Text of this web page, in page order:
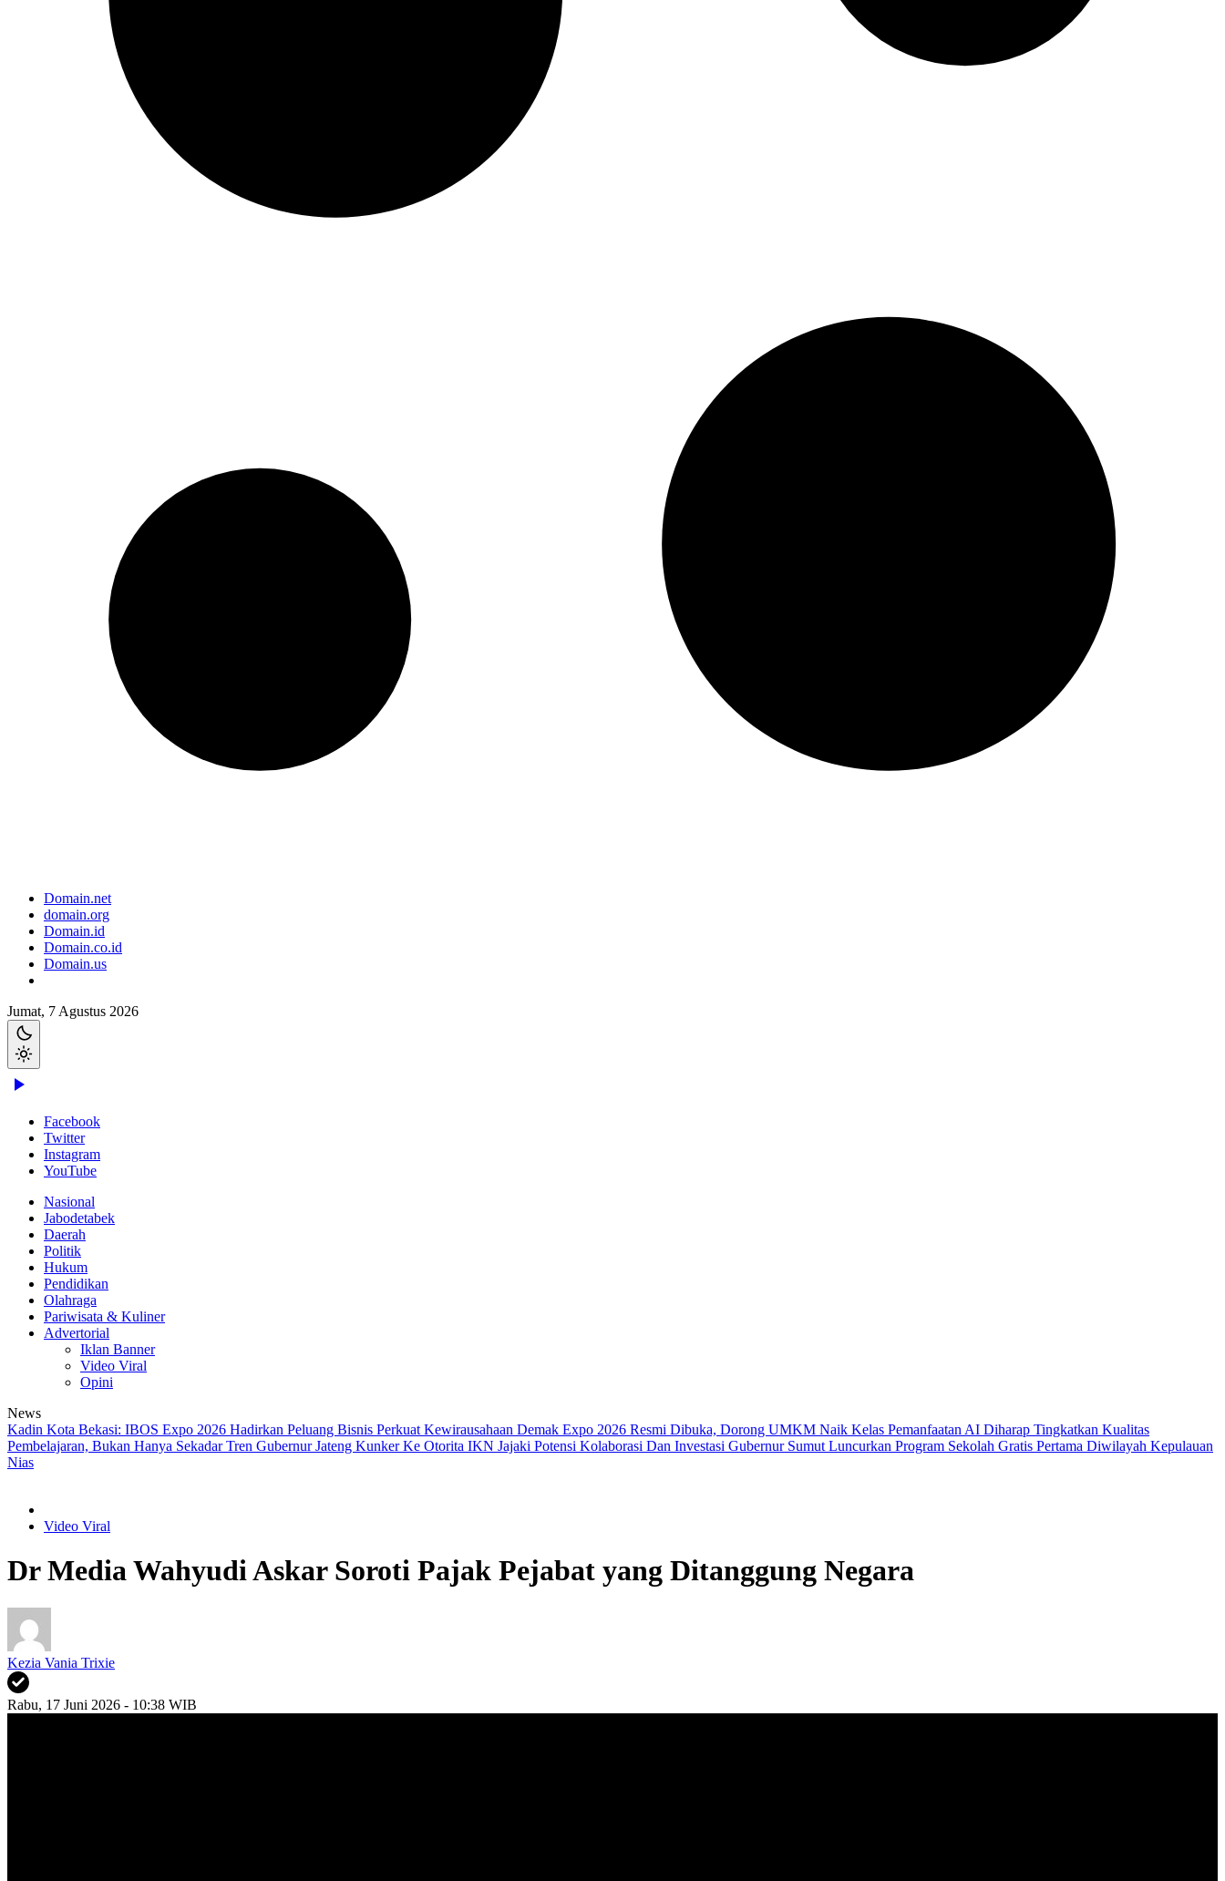
Domain.net
domain.org
Domain.id
Domain.co.id
Domain.us
Jumat, 7 Agustus 2026
Facebook
Twitter
Instagram
YouTube
Nasional
Jabodetabek
Daerah
Politik
Hukum
Pendidikan
Olahraga
Pariwisata & Kuliner
Advertorial
Iklan Banner
Video Viral
Opini
News
Kadin Kota Bekasi: IBOS Expo 2026 Hadirkan Peluang Bisnis Perkuat Kewirausahaan Demak Expo 2026 Resmi Dibuka, Dorong UMKM Naik Kelas Pemanfaatan AI Diharap Tingkatkan Kualitas
Pembelajaran, Bukan Hanya Sekadar Tren Gubernur Jateng Kunker Ke Otorita IKN Jajaki Potensi Kolaborasi Dan Investasi Gubernur Sumut Luncurkan Program Sekolah Gratis Pertama Diwilayah Kepulauan
Nias
Video Viral
Dr Media Wahyudi Askar Soroti Pajak Pejabat yang Ditanggung Negara
Kezia Vania Trixie
Rabu, 17 Juni 2026 - 10:38 WIB